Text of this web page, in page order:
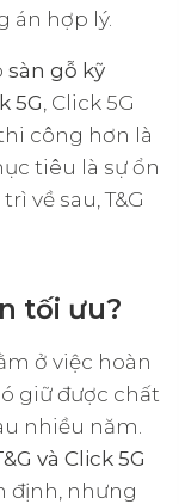
án hợp lý.
sàn gỗ kỹ
5G , Click 5G
công hơn là
tiêu là sự ổn
về sau, T&G
tối ưu?
ở việc hoàn
giữ được chất
nhiều năm.
và Click 5G
định, nhưng